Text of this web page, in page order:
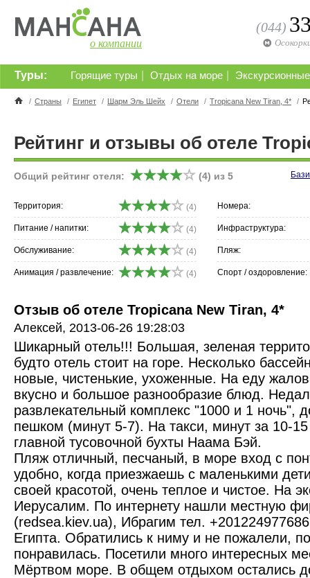
о компании
(044)
Горящие туры Отдых на море
Туры:
/ Страны / Египет / Шарм Эль Шейх / Отели / Tropicana New Tiran, 4* /
Рейтинг и отзывы об отеле
Общий рейтинг отеля: (4) из 5
Территория: (4) Номера:
Питание / напитки: (4) Инфраструктура:
Обслуживание: (4) Пляж:
Анимация / развлечение: (4) Спорт / оздоровление:
Отзыв об отеле Tropicana New Tiran, 4*
Алексей, 2013-06-26 19:28:03
Шикарный отель!!! Большая, зеленая
будто отель стоит на горе. Несколько
новые, чистенькие, ухоженные. На еду
вкусно и большое разнообразие блюд.
развлекательный комплекс "1000 и 1 ночь",
пешком (минут 5-7). На такси, минут за 10-
главной тусовочной бухты Наама Бэй.
Пляж отличный, песчаный, в море вход с
удобно, когда приезжаешь с маленькими
своей красотой, очень теплое и чистое. На
Иерусалим. По интернету нашли местную
(redsea.kiev.ua), Ибрагим тел.
Египта. Обратились к ниму и не пожалели,
понравилась. Посетили много интересных
Мёртвом море. В общем отдыхом остались